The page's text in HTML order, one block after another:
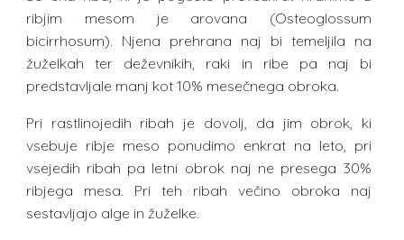
ribjim mesom je arovana (Osteoglossum
bicirrhosum). Njena prehrana naj bi temeljila na
žuželkah ter deževnikih, raki in ribe pa naj bi
predstavljale manj kot 10% mesečnega obroka.
Pri rastlinojedih ribah je dovolj, da jim obrok, ki
vsebuje ribje meso ponudimo enkrat na leto, pri
vsejedih ribah pa letni obrok naj ne presega 30%
ribjega mesa. Pri teh ribah večino obroka naj
sestavljajo alge in žuželke.